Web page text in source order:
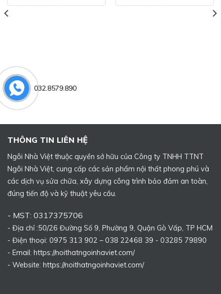
THÔNG TIN LIÊN HỆ
Ngôi Nhà Việt thuộc quyền sở hữu của Công ty TNHH TTNT
Ngôi Nhà Việt, cung cấp các sản phẩm nội thất phong phú và
các dịch vụ sửa chữa, xây dựng công trình bảo đảm an toàn,
đúng tiến độ và kỹ thuật yêu cầu.
- MST: 0317375706
- Địa chỉ :50/26 Đường Số 9, Phường 9, Quận Gò Vấp, TP HCM
- Điện thoại: 0975 313 902 – 038 22468 39 - 03285 79890
- Email: https://noithatngoinhaviet.com/
- Website: https://noithatngoinhaviet.com/
032.8579.890